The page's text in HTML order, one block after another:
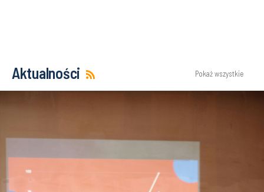
Aktualności Pokaż wszystkie